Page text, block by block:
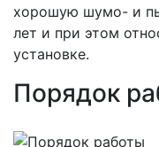
хорошую шумо- и
лет и при этом
установке.
Порядок